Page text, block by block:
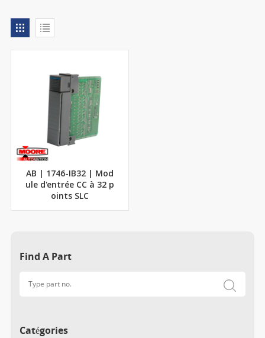
AB | 1746-IB32 | Mod
ule d'entrée CC à 32 p
oints SLC
Find A Part
Catégories